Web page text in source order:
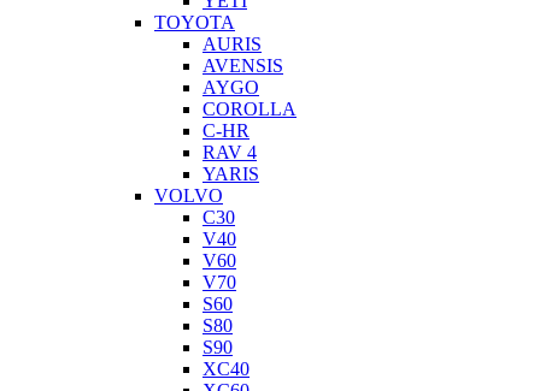
TOYOTA
AURIS
AVENSIS
AYGO
COROLLA
C-HR
RAV 4
YARIS
VOLVO
C30
V40
V60
V70
S60
S80
S90
XC40